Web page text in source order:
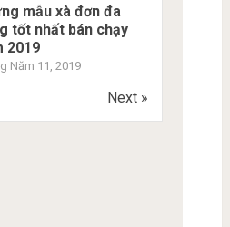
mẫu xà đơn đa
tốt nhất bán chạy
2019
Năm 11, 2019
Next »